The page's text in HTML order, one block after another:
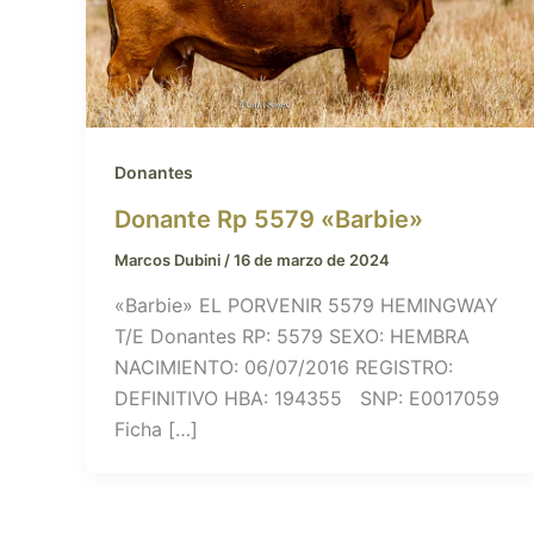
Donantes
Donante Rp 5579 «Barbie»
Marcos Dubini /16 de marzo de 2024
«Barbie» EL PORVENIR 5579 HEMINGWAY
T/E Donantes RP: 5579 SEXO: HEMBRA
NACIMIENTO: 06/07/2016 REGISTRO:
DEFINITIVO HBA: 194355 SNP: E0017059
Ficha […]